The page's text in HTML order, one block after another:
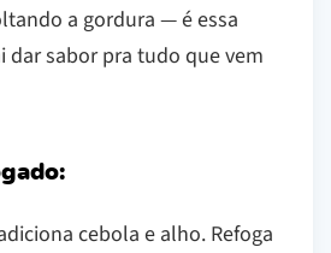
a gordura — é essa
dar sabor pra tudo que vem
cebola e alho. Refoga